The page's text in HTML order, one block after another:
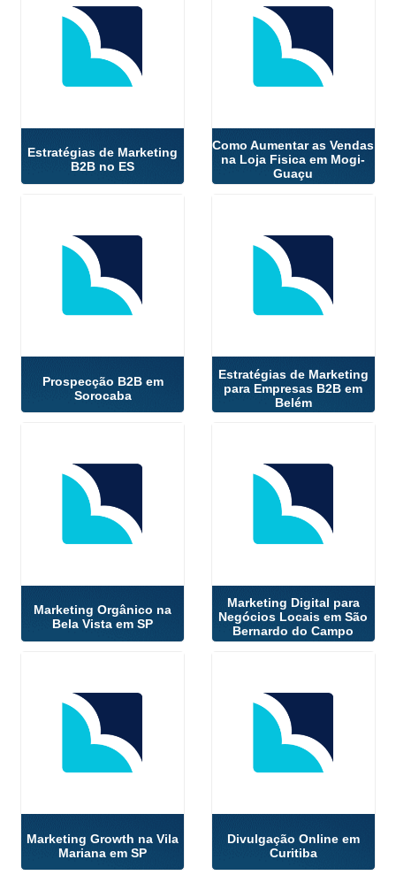
Estratégias de Marketing
B2B no ES
Como Aumentar as Vendas
na Loja Fisica em Mogi-
Guaçu
Prospecção B2B em
Sorocaba
Estratégias de Marketing
para Empresas B2B em
Belém
Marketing Orgânico na
Bela Vista em SP
Marketing Digital para
Negócios Locais em São
Bernardo do Campo
Marketing Growth na Vila
Mariana em SP
Divulgação Online em
Curitiba